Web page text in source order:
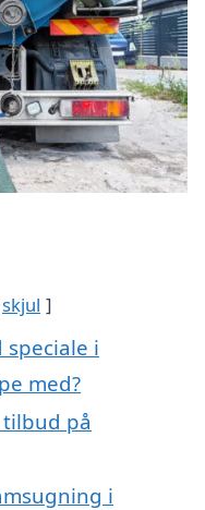
skjul
speciale i
med?
på
i